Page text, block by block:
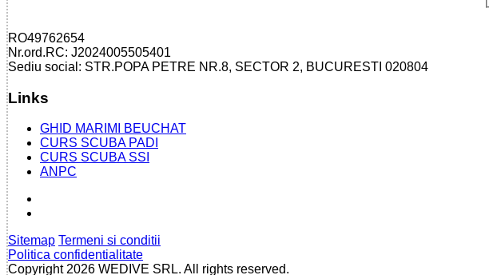
RO49762654
Nr.ord.RC: J2024005505401
Sediu social: STR.POPA PETRE NR.8, SECTOR 2, BUCURESTI 020804
Links
GHID MARIMI BEUCHAT
CURS SCUBA PADI
CURS SCUBA SSI
ANPC
Sitemap Termeni si conditii
Politica confidentialitate
Copyright 2026 WEDIVE SRL. All rights reserved.